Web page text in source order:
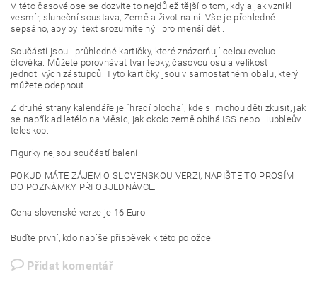
V této časové ose se dozvíte to nejdůležitější o tom, kdy a jak vznikl
vesmír, sluneční soustava, Země a život na ní. Vše je přehledně
sepsáno, aby byl text srozumitelný i pro menší děti.
Součástí jsou i průhledné kartičky, které znázorňují celou evoluci
člověka. Můžete porovnávat tvar lebky, časovou osu a velikost
jednotlivých zástupců. Tyto kartičky jsou v samostatném obalu, který
můžete odepnout.
Z druhé strany kalendáře je ´hrací plocha´, kde si mohou děti zkusit, jak
se například letělo na Měsíc, jak okolo země obíhá ISS nebo Hubbleův
teleskop.
Figurky nejsou součástí balení.
POKUD MÁTE ZÁJEM O SLOVENSKOU VERZI, NAPIŠTE TO PROSÍM
DO POZNÁMKY PŘI OBJEDNÁVCE.
Cena slovenské verze je 16 Euro
Buďte první, kdo napíše příspěvek k této položce.
Přidat komentář